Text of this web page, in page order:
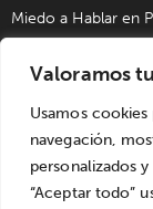
Valoramos
Usamos
navegación,
personalizados
“Aceptar todo”
Miedo a Hablar en
Trastorno
Trastornos de